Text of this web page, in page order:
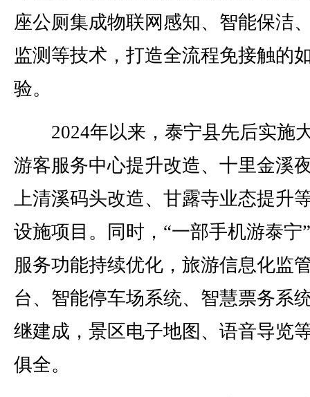
座公厕集成物联网感知、智能保洁
监测等技术，打造全流程免接触的
验。
2024年以来，泰宁县先后实施
游客服务中心提升改造、十里金溪
上清溪码头改造、甘露寺业态提升
设施项目。同时，“一部手机游泰宁
服务功能持续优化，旅游信息化监
台、智能停车场系统、智慧票务系
继建成，景区电子地图、语音导览
俱全。